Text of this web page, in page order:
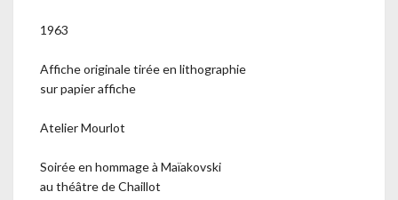
1963
Affiche originale tirée en lithographie
sur papier affiche
Atelier Mourlot
Soirée en hommage à Maïakovski
au théâtre de Chaillot